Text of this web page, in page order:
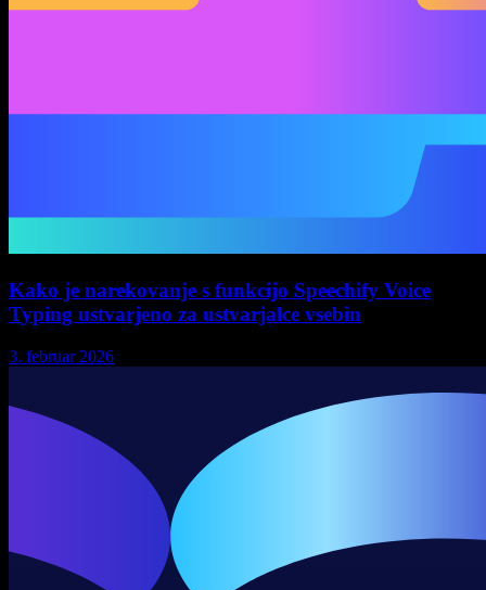
Kako je narekovanje s funkcijo Speechify Voice
Typing ustvarjeno za ustvarjalce vsebin
3. februar 2026